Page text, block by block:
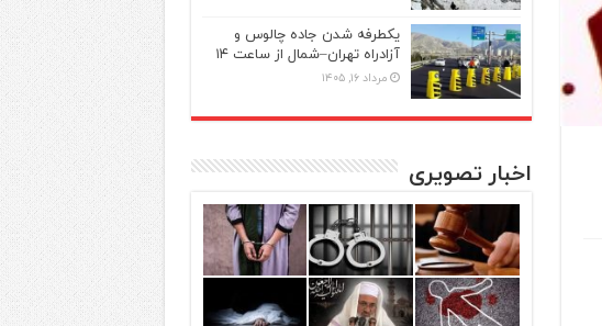
یکطرفه شدن جاده چالوس و
آزادراه تهران–شمال از ساعت ۱۴
مرداد ۱۶, ۱۴۰۵
اخبار تصویری